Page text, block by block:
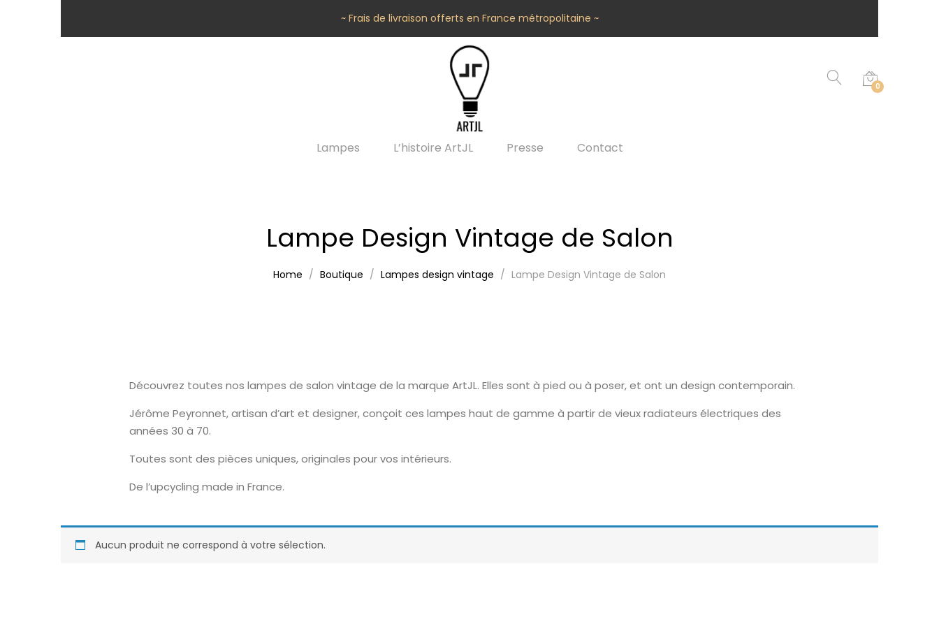
~ Frais de livraison offerts en France métropolitaine ~
0
Lampes L’histoire ArtJL Presse Contact
Lampe Design Vintage de Salon
Home Boutique Lampes design vintage Lampe Design Vintage de Salon
Découvrez toutes nos lampes de salon vintage de la marque ArtJL. Elles sont à pied ou à poser, et ont un design contemporain.
Jérôme Peyronnet, artisan d’art et designer, conçoit ces lampes haut de gamme à partir de vieux radiateurs électriques des
années 30 à 70.
Toutes sont des pièces uniques, originales pour vos intérieurs.
De l’upcycling made in France.
Aucun produit ne correspond à votre sélection.